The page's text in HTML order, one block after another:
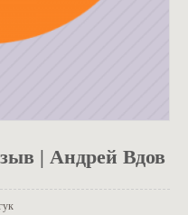
| Андрей Вдов